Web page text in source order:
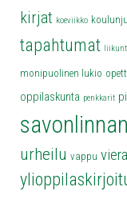
kirjat koeviikko
tapahtumat
monipuolinen lukio
oppilaskunta penkkarit
urheilu vappu